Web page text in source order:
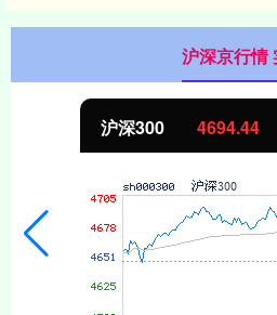
沪深京行情
沪深300 4694.44